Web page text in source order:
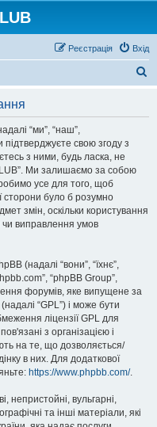
Вхід
Реєстрація
“ми”, “наш”,
підтверджуєте свою згоду з
з ними, будь ласка, не
Ми залишаємо за собою
усе для того, щоб
сторони було б розумно
змін, оскільки користування
виправлення умов
(надалі “вони”, “їхнє”,
“phpBB Group”,
форумів, яке випущене за
(надалі “GPL”) і може бути
ліцензії GPL для
з організацією і
на те, що дозволяється/
в них. Для додаткової
https://www.phpbb.com/.
непристойні, вульгарні,
та інші матеріали, які